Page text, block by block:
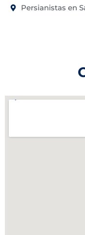
Persianistas en